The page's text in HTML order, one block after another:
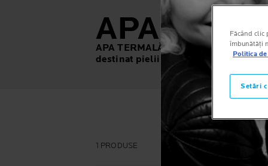
APA
APA TERMALĂoferă o îngrijire zilnică
destinat pielii sensibile
, chiar și a
1 PRODUSE
Făcând clic
îmbunătăți
Politica
Setări